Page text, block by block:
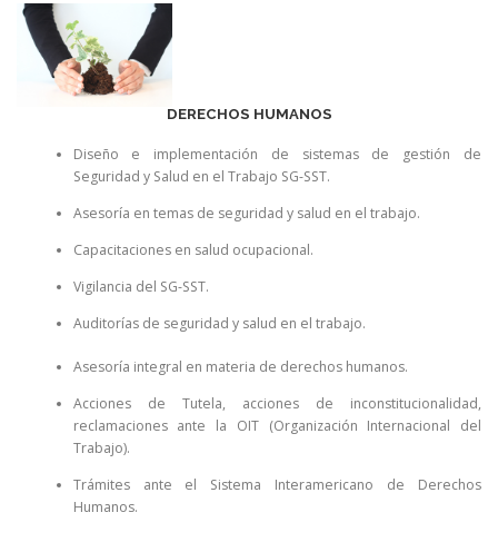
DERECHOS HUMANOS
Diseño e implementación de sistemas de gestión de
Seguridad y Salud en el Trabajo SG-SST.
Asesoría en temas de seguridad y salud en el trabajo.
Capacitaciones en salud ocupacional.
Vigilancia del SG-SST.
Auditorías de seguridad y salud en el trabajo.
Asesoría integral en materia de derechos humanos.
Acciones de Tutela, acciones de inconstitucionalidad,
reclamaciones ante la OIT (Organización Internacional del
Trabajo).
Trámites ante el Sistema Interamericano de Derechos
Humanos.